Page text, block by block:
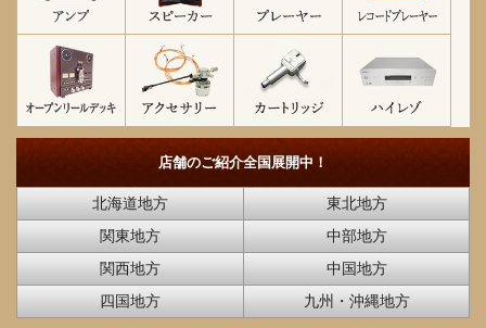
店舗のご紹介全国展開中！
北海道地方
東北地方
関東地方
中部地方
関西地方
中国地方
四国地方
九州・沖縄地方